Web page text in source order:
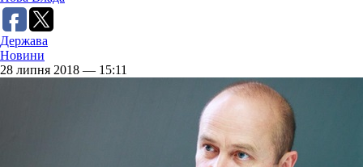
Держава
Новини
28 липня 2018 — 15:11